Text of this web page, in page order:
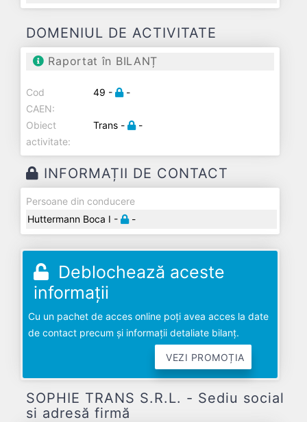
DOMENIUL DE ACTIVITATE
Raportat în BILANȚ
Cod
CAEN:
49 - -
Obiect
activitate:
Trans - -
INFORMAȚII DE CONTACT
Persoane din conducere
Huttermann Boca I -
-
Deblochează aceste
informații
Cu un pachet de acces online poți avea acces la date
de contact precum și informații detaliate bilanț.
VEZI PROMOȚIA
SOPHIE TRANS S.R.L. - Sediu social
si adresă firmă